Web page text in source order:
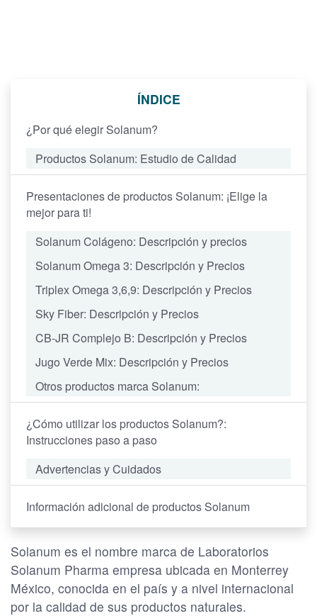
ÍNDICE
¿Por qué elegir Solanum?
Productos Solanum: Estudio de Calidad
Presentaciones de productos Solanum: ¡Elige la
mejor para ti!
Solanum Colágeno: Descripción y precios
Solanum Omega 3: Descripción y Precios
Triplex Omega 3,6,9: Descripción y Precios
Sky Fiber: Descripción y Precios
CB-JR Complejo B: Descripción y Precios
Jugo Verde Mix: Descripción y Precios
Otros productos marca Solanum:
¿Cómo utilizar los productos Solanum?:
Instrucciones paso a paso
Advertencias y Cuidados
Información adicional de productos Solanum
Solanum es el nombre marca de Laboratorios
Solanum Pharma empresa ubicada en Monterrey
México, conocida en el país y a nivel internacional
por la calidad de sus productos naturales.